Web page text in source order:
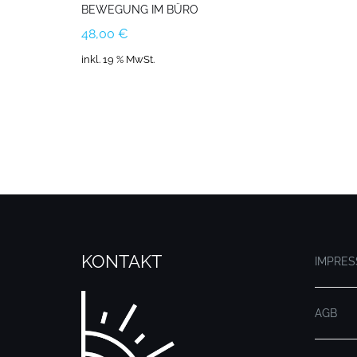
BEWEGUNG IM BÜRO
48,00 €
inkl. 19 % MwSt.
KONTAKT
AGB